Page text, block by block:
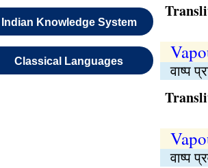
Indian Knowledge System
Classical Languages
वाष्प
वाष्प